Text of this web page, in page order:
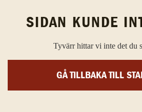
SIDAN KUNDE
Tyvärr hittar vi inte det du
GÅ TILLBAKA TILL